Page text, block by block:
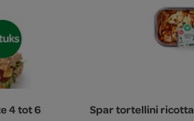
4 tot 6
Spar tortellini ricotta